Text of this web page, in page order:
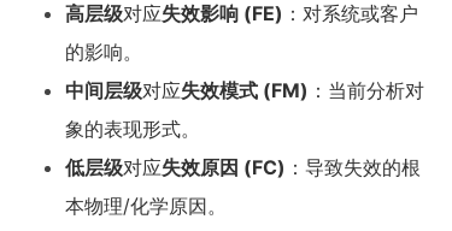
高层级对应失效影响 (FE) ：对系统或客户
的影响。
中间层级对应失效模式 (FM) ：当前分析对
象的表现形式。
低层级对应失效原因 (FC) ：导致失效的根
本物理/化学原因。